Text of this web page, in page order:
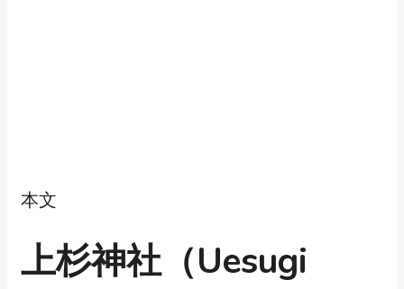
本文
上杉神社（Uesugi